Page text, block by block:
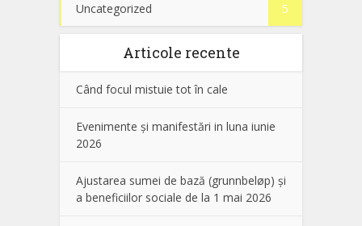
Uncategorized 5
Articole recente
Când focul mistuie tot în cale
Evenimente și manifestări in luna iunie
2026
Ajustarea sumei de bază (grunnbeløp) și
a beneficiilor sociale de la 1 mai 2026